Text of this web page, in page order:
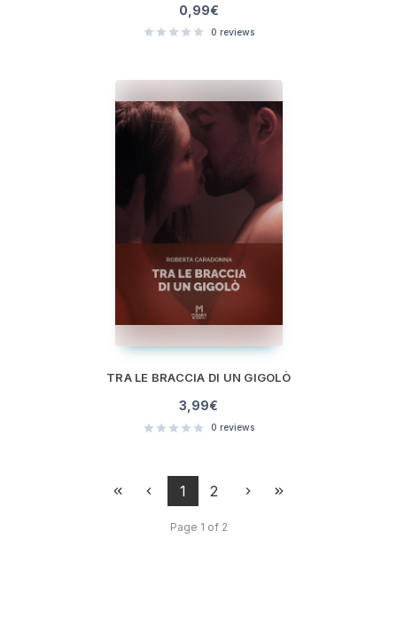
0,99€
0 reviews
TRA LE BRACCIA DI UN GIGOLÒ
3,99€
0 reviews
1 2
Page 1 of 2